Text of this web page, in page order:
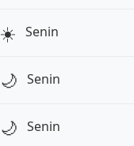
☀️ Senin
🌙 Senin
🌙 Senin